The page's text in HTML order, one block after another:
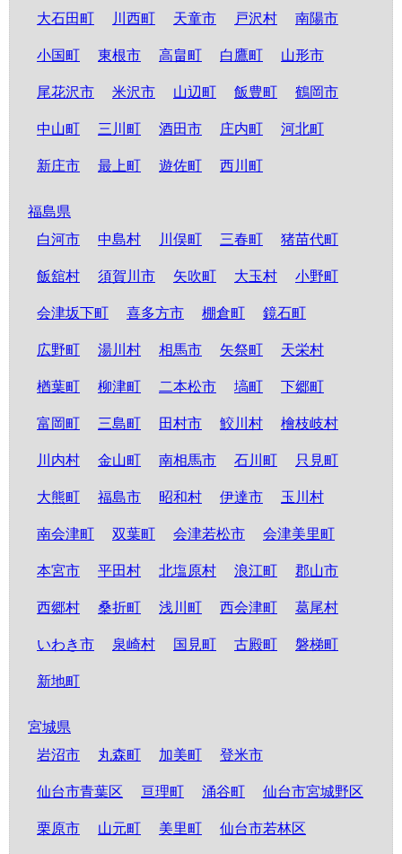
大石田町 川西町 天童市 戸沢村 南陽市
小国町 東根市 高畠町 白鷹町 山形市
尾花沢市 米沢市 山辺町 飯豊町 鶴岡市
中山町 三川町 酒田市 庄内町 河北町
新庄市 最上町 遊佐町 西川町
福島県
白河市
中島村 川俣町 三春町 猪苗代町
飯舘村 須賀川市 矢吹町 大玉村 小野町
会津坂下町 喜多方市 棚倉町 鏡石町
広野町 湯川村 相馬市 矢祭町 天栄村
楢葉町 柳津町 二本松市 塙町 下郷町
富岡町 三島町 田村市 鮫川村 檜枝岐村
川内村 金山町 南相馬市 石川町 只見町
大熊町 福島市 昭和村 伊達市 玉川村
南会津町 双葉町 会津若松市 会津美里町
本宮市 平田村 北塩原村 浪江町 郡山市
西郷村 桑折町 浅川町 西会津町 葛尾村
いわき市 泉崎村 国見町 古殿町 磐梯町
新地町
宮城県
岩沼市
丸森町 加美町 登米市
仙台市青葉区 亘理町 涌谷町 仙台市宮城野区
栗原市 山元町 美里町 仙台市若林区